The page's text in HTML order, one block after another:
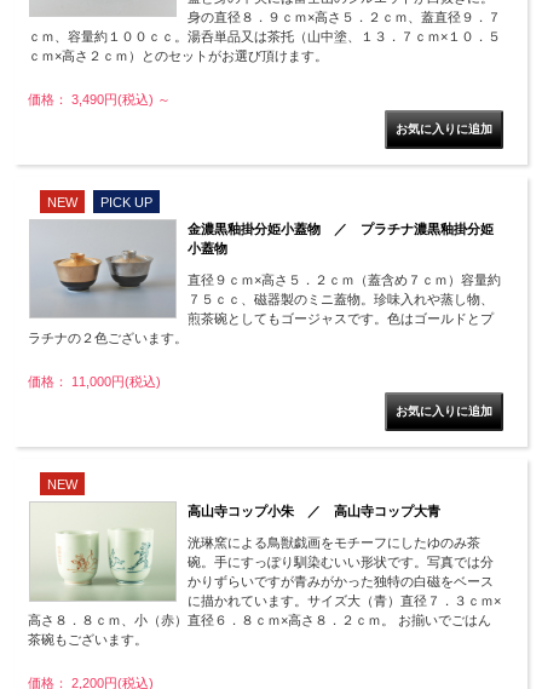
身の直径８．９ｃｍ×高さ５．２ｃｍ、蓋直径９．７
ｃｍ、容量約１００ｃｃ。湯呑単品又は茶托（山中塗、１３．７ｃｍ×１０．５
ｃｍ×高さ２ｃｍ）とのセットがお選び頂けます。
価格： 3,490円(税込) ～
NEW
PICK UP
金濃黒釉掛分姫小蓋物 ／ プラチナ濃黒釉掛分姫
小蓋物
直径９ｃｍ×高さ５．２ｃｍ（蓋含め７ｃｍ）容量約
７５ｃｃ、磁器製のミニ蓋物。珍味入れや蒸し物、
煎茶碗としてもゴージャスです。色はゴールドとプ
ラチナの２色ございます。
価格： 11,000円(税込)
NEW
高山寺コップ小朱 ／ 高山寺コップ大青
洸琳窯による鳥獣戯画をモチーフにしたゆのみ茶
碗。手にすっぽり馴染むいい形状です。写真では分
かりずらいですが青みがかった独特の白磁をベース
に描かれています。サイズ大（青）直径７．３ｃｍ×
高さ８．８ｃｍ、小（赤）直径６．８ｃｍ×高さ８．２ｃｍ。 お揃いでごはん
茶碗もございます。
価格： 2,200円(税込)